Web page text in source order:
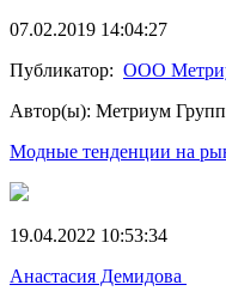
07.02.2019 14:04:27
Публикатор: ООО
Автор(ы): Метриум Групп
Модные тенденции на
19.04.2022 10:53:34
Анастасия Демидова